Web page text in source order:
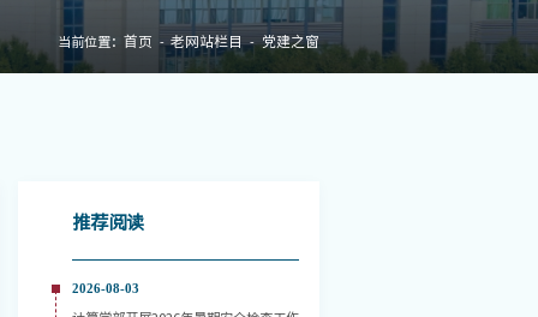
当前位置： 首页 老网站栏目 党建之窗
推荐阅读
2026-08-03